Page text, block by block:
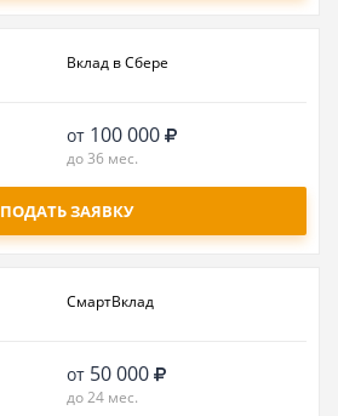
Вклад в Сбере
от 100 000
до 36 мес.
ПОДАТЬ ЗАЯВКУ
СмартВклад
от 50 000
до 24 мес.